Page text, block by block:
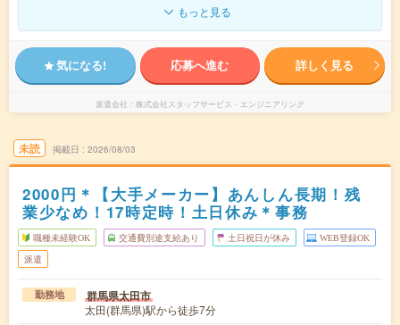
もっと見る
気になる! 応募へ進む 詳しく見る
派遣会社 株式会社スタッフサービス・エンジニアリング
未読 掲載日 2026/08/03
2000円＊【大手メーカー】あんしん長期！残
業少なめ！17時定時！土日休み＊事務
職種未経験OK 交通費別途支給あり 土日祝日が休み WEB登録OK
派遣
勤務地 群馬県太田市
太田(群馬県)駅から徒歩7分